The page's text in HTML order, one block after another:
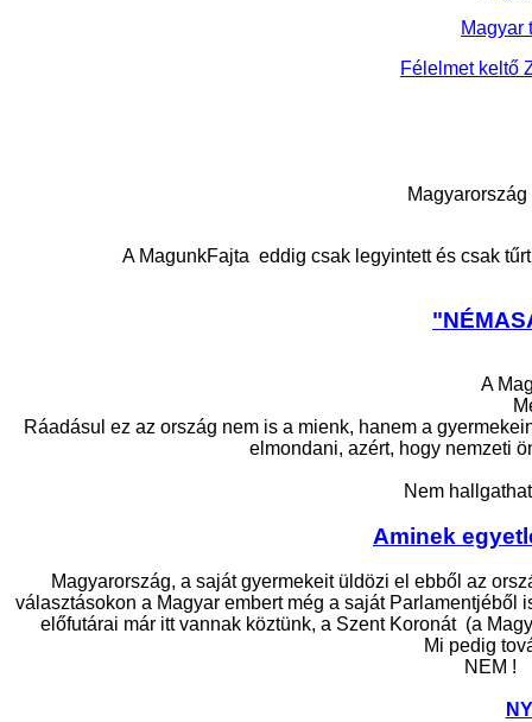
Magyar
Félelmet keltő
A MagunkFajta eddig csak legyintett és csak
A
Ráadásul ez az ország nem is a mienk, hanem a
elmondani, azért, hogy nemzeti
Nem
Aminek
Magyarország, a saját gyermekeit üldözi el ebből az
választásokon a Magyar embert még a saját
előfutárai már itt vannak köztünk, a Szent Koronát (a
Mi pedig
NEM !